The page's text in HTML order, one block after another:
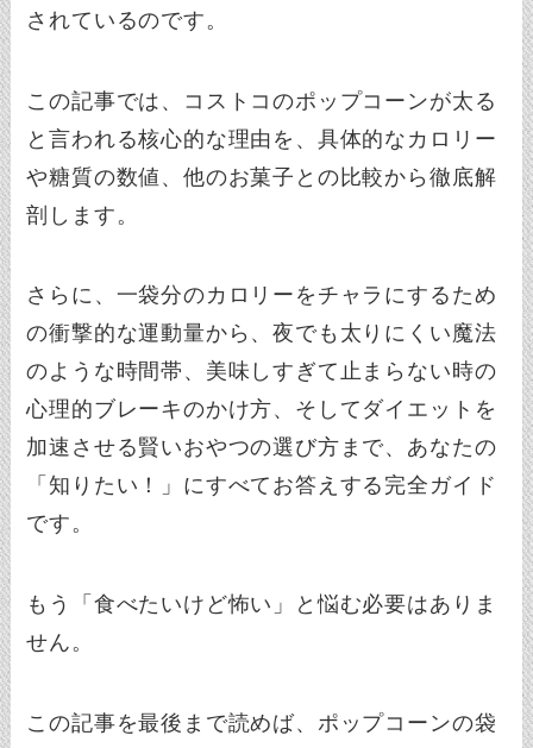
されているのです。
この記事では、コストコのポップコーンが太る
と言われる核心的な理由を、具体的なカロリー
や糖質の数値、他のお菓子との比較から徹底解
剖します。
さらに、一袋分のカロリーをチャラにするため
の衝撃的な運動量から、夜でも太りにくい魔法
のような時間帯、美味しすぎて止まらない時の
心理的ブレーキのかけ方、そしてダイエットを
加速させる賢いおやつの選び方まで、あなたの
「知りたい！」にすべてお答えする完全ガイド
です。
もう「食べたいけど怖い」と悩む必要はありま
せん。
この記事を最後まで読めば、ポップコーンの袋